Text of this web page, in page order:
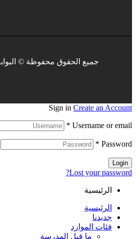
جميع الحقوق محفوظة © البوابة
Sign in Create an Account
Username or email
*
Password
*
Login
Lost your password?
الرئيسية
الرئيسية
جديدنا
فئات الموارد
ما قبل المدرسة